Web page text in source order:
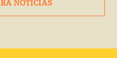
NOTÍCIAS